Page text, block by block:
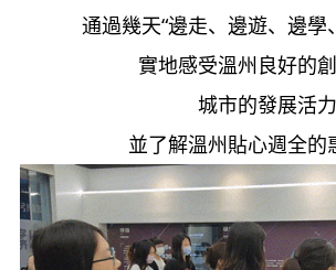
通過幾天“邊走、邊遊、邊學
實地感受溫州良好的創
城市的發展活力
並了解溫州貼心週全的